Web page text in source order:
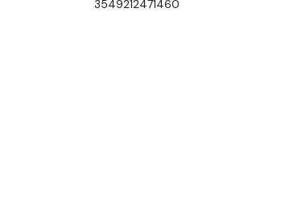
3549212471460